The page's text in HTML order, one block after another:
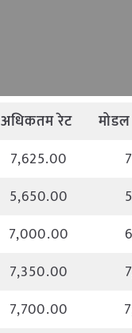
अधिकतमरेट मोडल
7,625.00
5,650.00
7,000.00
7,350.00
7,700.00